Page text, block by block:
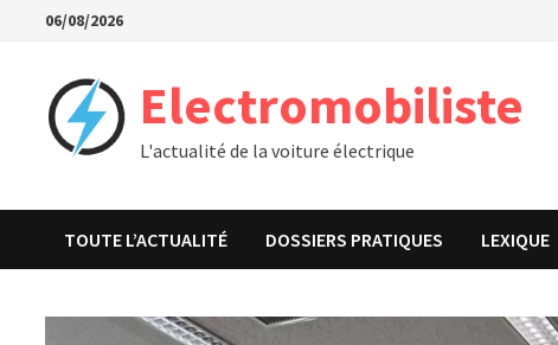
Passer
contenu
06/08/2026
Electromobiliste
L'actualité de la voiture électrique
TOUTE L’ACTUALITÉ DOSSIERS PRATIQUES LEXIQUE